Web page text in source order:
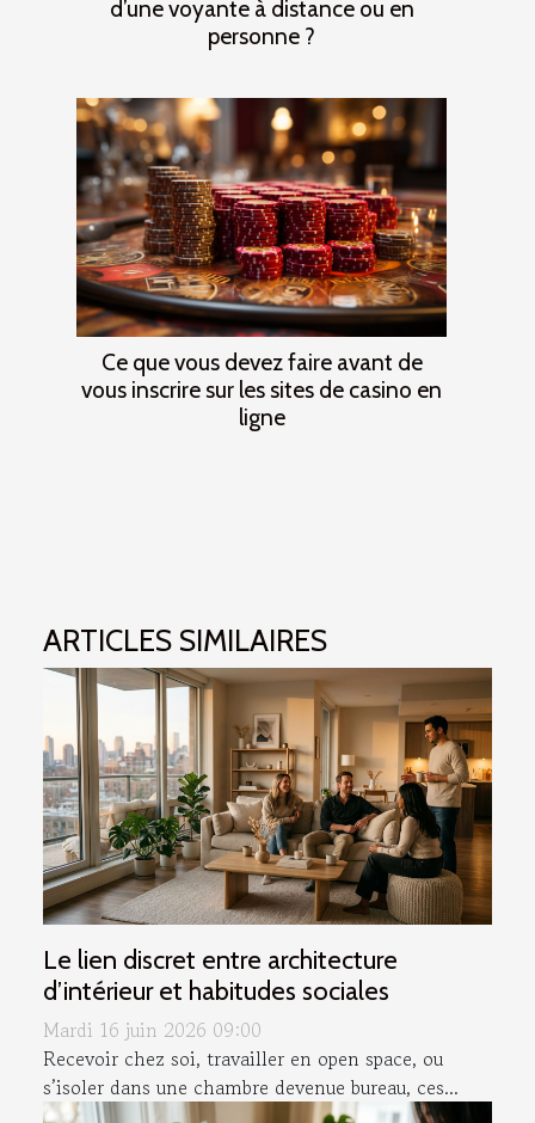
d’une voyante à distance ou en
personne ?
Ce que vous devez faire avant de
vous inscrire sur les sites de casino en
ligne
ARTICLES SIMILAIRES
Le lien discret entre architecture
d’intérieur et habitudes sociales
Mardi 16 juin 2026 09:00
Recevoir chez soi, travailler en open space, ou
s’isoler dans une chambre devenue bureau, ces...